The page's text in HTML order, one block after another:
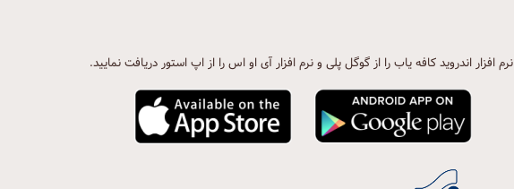
نرم افزار اندروید کافه یاب را از گوگل پلی و نرم افزار آی او اس را از اپ استور دریافت نمایید.